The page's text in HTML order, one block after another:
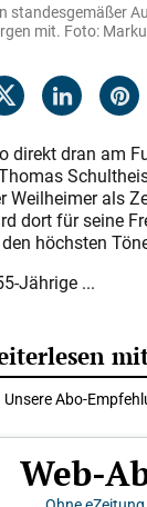
standesgemäßer
mit. Foto:
direkt dran am
Weilheimer als
dort für seine
höchsten
Jährige ...